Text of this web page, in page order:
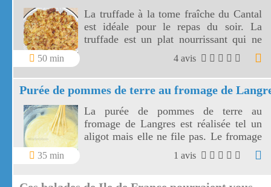
50 min
La truffade à la tome fraîche du Cantal
est idéale pour le repas du soir. La
truffade est un plat nourrissant qui ne
demande qu'une petite salade pour
4 avis
Purée de pommes de terre au fromage de
35 min
La purée de pommes de terre au
fromage de Langres est réalisée tel un
aligot mais elle ne file pas. Le fromage
de Langres est très goûteux et relève
parfaitement la purée de pommes de
1 avis